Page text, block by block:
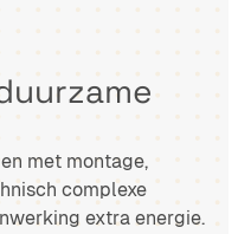
met montage,
complexe
extra energie.